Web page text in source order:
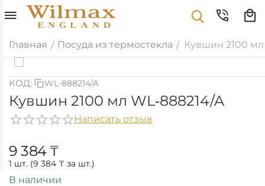
Главная / Посуда из термостекла / Кувшин 2100 мл
КОД: WL-888214/A
Кувшин 2100 мл WL‑888214/A
Написать отзыв
9 384 ₸
1 шт. (9 384 ₸ за шт.)
В наличии